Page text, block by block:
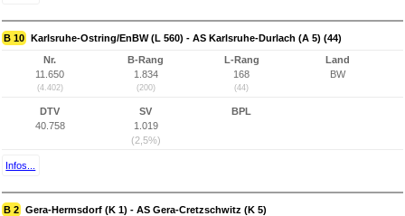
B 10 Karlsruhe-Ostring/EnBW (L 560) - AS Karlsruhe-Durlach (A 5) (44)
Nr.
11.650
(4.402)
B-Rang
1.834
(200)
L-Rang
168
(44)
Land
BW
DTV
40.758
SV
1.019
(2,5%)
BPL
Infos...
B 2 Gera-Hermsdorf (K 1) - AS Gera-Cretzschwitz (K 5)